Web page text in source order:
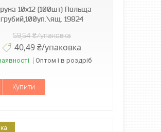
10х12 (100шт) Польща
грубий,100уп.\ящ. 19824
59,54 ₴/упаковка
40,49 ₴/упаковка
Оптом і в роздріб
Купити